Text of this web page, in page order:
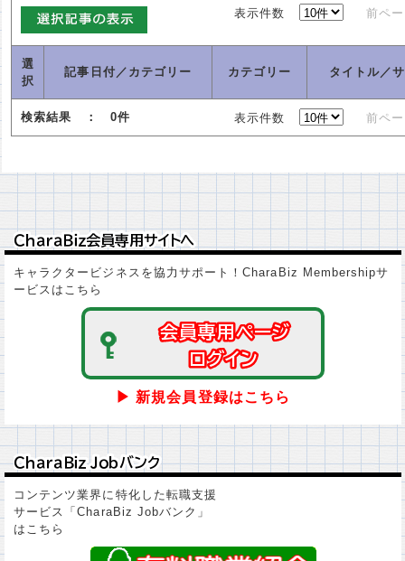
表示件数 前ペ
選
択
記事日付 ／カテゴリー カテゴリー タイトル／
検索結果 ： 0件 表示件数 前ペ
ＣｈａｒａＢｉｚ会員専用サイトへ
ＣｈａｒａＢｉｚ会員専用サイトへ
キャラクタービジネスを協力サポート！CharaBiz Membershipサ
ービスはこちら
会員専用ページ
会員専用ページ
ログイン
ログイン
▶ 新規会員登録はこちら
ＣｈａｒａＢｉｚ Ｊｏｂバンク
ＣｈａｒａＢｉｚ Ｊｏｂバンク
コンテンツ業界に特化した転職支援
サービス「CharaBiz Jobバンク」
はこちら